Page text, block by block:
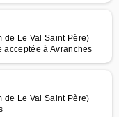
de Le Val Saint Père)
acceptée à Avranches
de Le Val Saint Père)